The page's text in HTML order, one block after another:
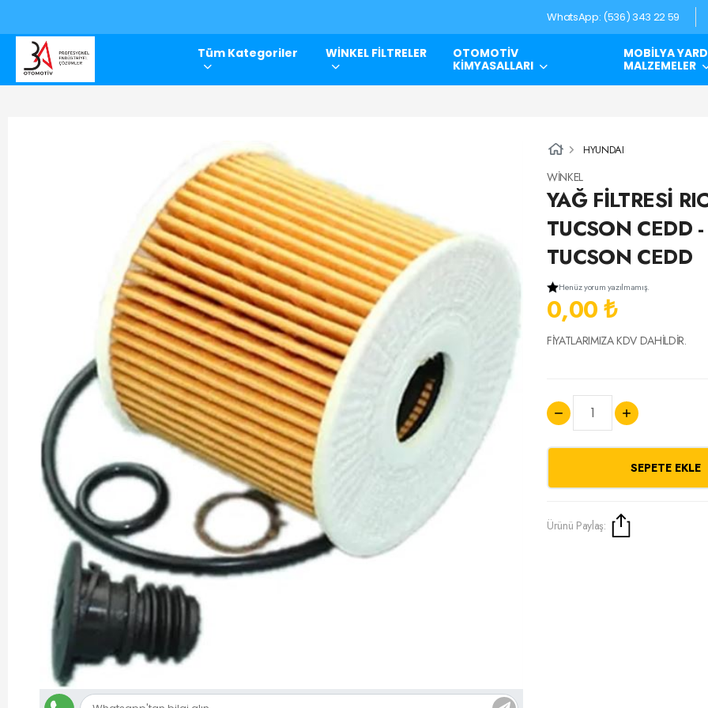
WhatsApp: (536) 343 22 59
Tüm Kategoriler WİNKEL FİLTRELER
OTOMOTİV
KİMYASALLARI
MOBİLYA
MALZEMELER
HYUNDAI
WİNKEL
YAĞ FİLTRESİ
TUCSON CEDD
TUCSON CEDD
Henüz yorum yazılmamış.
0,00 ₺
FİYATLARIMIZA KDV DAHİLDİR.
SEPETE EKLE
Ürünü Paylaş: